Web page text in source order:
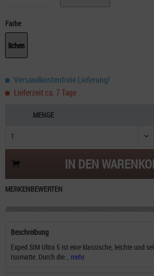
Farbe
lichen
Versandkostenfreie Lieferung!
Lieferzeit ca. 7 Tage
MENGE
IN DEN
MERKENBEWERTEN
Beschreibung
Exped SIM Ultra 5 ist eine klassische, leichte und
Isomatte. Durch die...
mehr